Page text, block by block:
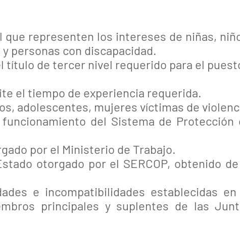
representen los intereses de niñas,
personas con discapacidad.
título de tercer nivel requerido para el
el tiempo de experiencia requerida.
adolescentes, mujeres víctimas de
del Sistema de Protección
por el Ministerio de Trabajo.
otorgado por el SERCOP, obtenido
e incompatibilidades establecidas
principales y suplentes de las